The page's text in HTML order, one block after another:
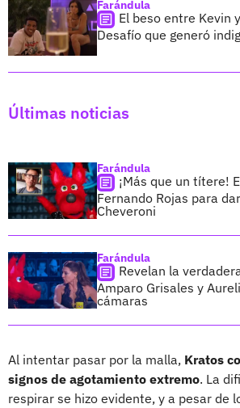
Farándula
El beso entre Kevin
Desafío que generó
Últimas noticias
Farándula
¡Más que un títere!
Fernando Rojas para
Cheveroni
Farándula
Revelan la
Amparo Grisales y
cámaras
Al intentar pasar por la malla, Kratos
signos de agotamiento extremo. La
respirar se hizo evidente, y a pesar de